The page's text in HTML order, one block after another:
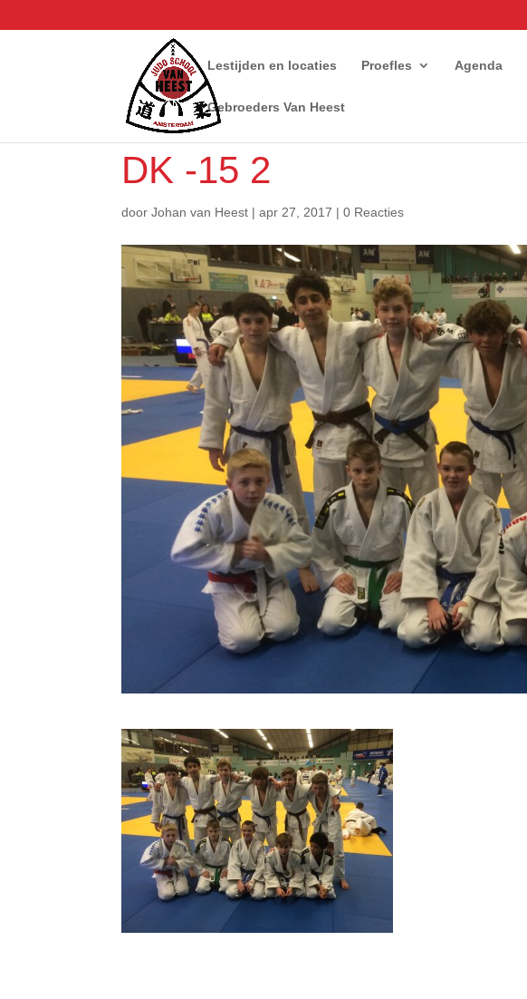
Lestijden en locaties Proefles Agenda
Gebroeders Van Heest
DK -15 2
doorJohan van Heest |apr 27, 2017 |0 Reacties